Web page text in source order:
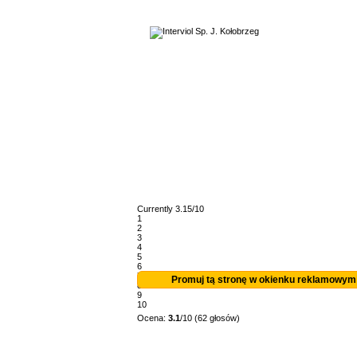
Currently 3.15/10
1
2
3
4
5
6
7
8
9
10
Ocena: 3.1/10 (62 głosów)
Promuj tą stronę w okienku